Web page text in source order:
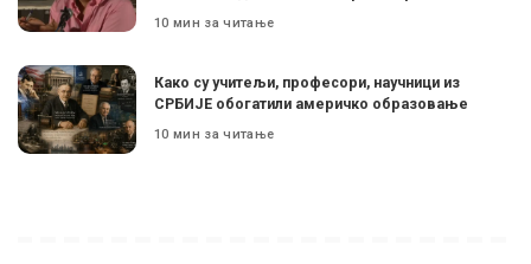
10 мин за читање
Како су учитељи, професори, научници из
СРБИЈЕ обогатили америчко образовање
10 мин за читање